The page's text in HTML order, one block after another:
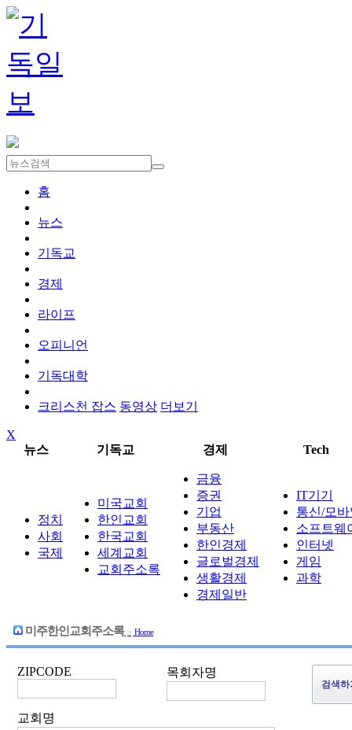
홈
뉴스
기독교
경제
라이프
오피니언
기독대학
크리스천 잡스 동영상 더보기
X
뉴스
기독교 경제 Tech
정치
사회
국제
미국교회
한인교회
한국교회
세계교회
교회주소록
금융
증권
기업
부동산
한인경제
글로벌경제
생활경제
경제일반
IT기기
통신/모
소프트웨
인터넷
게임
과학
미주한인교회주소록 > Home
ZIPCODE 목회자명
교회명